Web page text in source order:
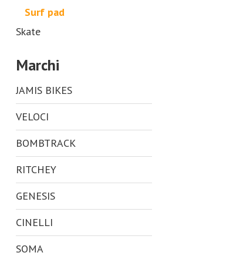
Surf pad
Skate
Marchi
JAMIS BIKES
VELOCI
BOMBTRACK
RITCHEY
GENESIS
CINELLI
SOMA